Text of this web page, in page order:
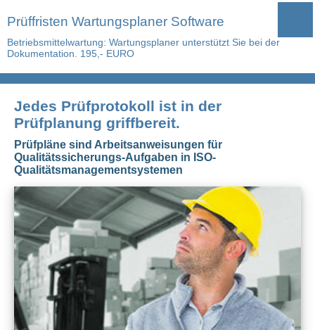
Prüffristen Wartungsplaner Software
Betriebsmittelwartung: Wartungsplaner unterstützt Sie bei der
Dokumentation. 195,- EURO
Jedes Prüfprotokoll ist in der
Prüfplanung griffbereit.
Prüfpläne sind Arbeitsanweisungen für
Qualitätssicherungs-Aufgaben in ISO-
Qualitätsmanagementsystemen